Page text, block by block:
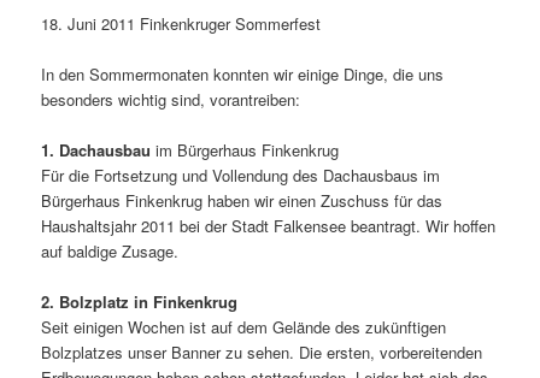
18. Juni 2011 Finkenkruger Sommerfest
In den Sommermonaten konnten wir einige Dinge, die uns
besonders wichtig sind, vorantreiben:
1. Dachausbau im Bürgerhaus Finkenkrug
Für die Fortsetzung und Vollendung des Dachausbaus im
Bürgerhaus Finkenkrug haben wir einen Zuschuss für das
Haushaltsjahr 2011 bei der Stadt Falkensee beantragt. Wir hoffen
auf baldige Zusage.
2. Bolzplatz in Finkenkrug
Seit einigen Wochen ist auf dem Gelände des zukünftigen
Bolzplatzes unser Banner zu sehen. Die ersten, vorbereitenden